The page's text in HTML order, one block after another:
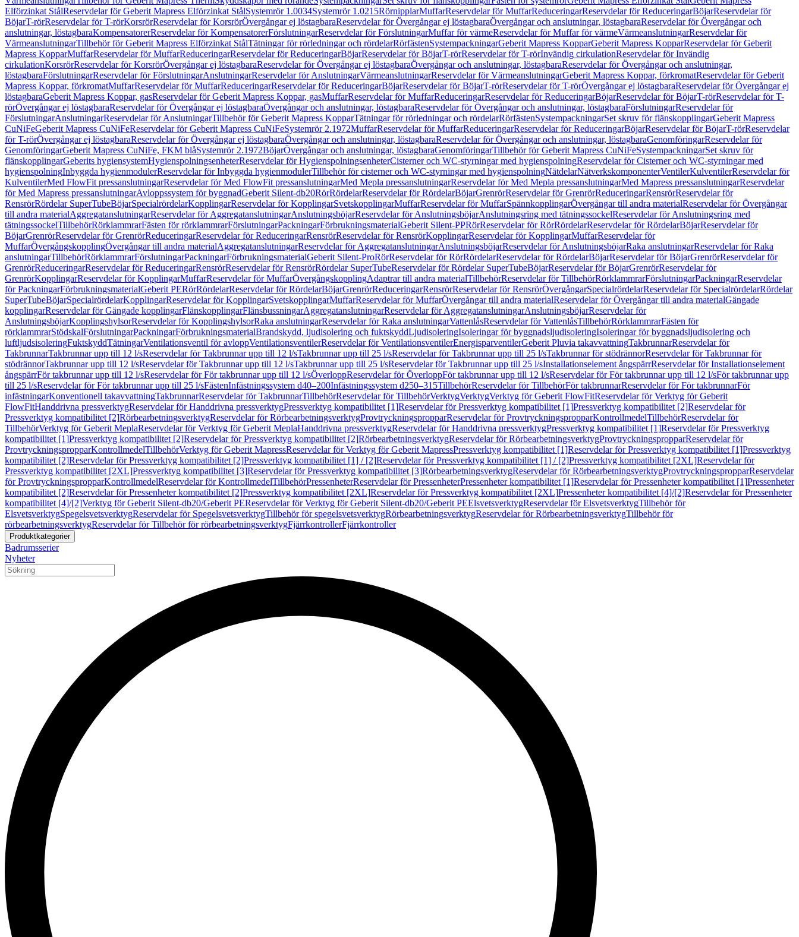
Elförzinkat StålReservdelar för Geberit Mapress Elförzinkat StålSystemrör 1.0034Systemrör 1.0215RörnipplarMuffarReservdelar för MuffarReduceringarReservdelar för ReduceringarBöjarReservdelar för
BöjarT-rörReservdelar för T-rörKorsrörReservdelar för KorsrörÖvergångar ej löstagbaraReservdelar för Övergångar ej löstagbaraÖvergångar och anslutningar, löstagbaraReservdelar för Övergångar och
anslutningar, löstagbaraKompensatorerReservdelar för KompensatorerFörslutningarReservdelar för FörslutningarMuffar för värmeReservdelar för Muffar för värmeVärmeanslutningarReservdelar för
VärmeanslutningarTillbehör för Geberit Mapress Elförzinkat StålTätningar för rörledningar och rördelarRörfästenSystempackningarGeberit Mapress KopparGeberit Mapress KopparReservdelar för Geberit
Mapress KopparMuffarReservdelar för MuffarReduceringarReservdelar för ReduceringarBöjarReservdelar för BöjarT-rörReservdelar för T-rörInvändig cirkulationReservdelar för Invändig
cirkulationKorsrörReservdelar för KorsrörÖvergångar ej löstagbaraReservdelar för Övergångar ej löstagbaraÖvergångar och anslutningar, löstagbaraReservdelar för Övergångar och anslutningar,
löstagbaraFörslutningarReservdelar för FörslutningarAnslutningarReservdelar för AnslutningarVärmeanslutningarReservdelar för VärmeanslutningarGeberit Mapress Koppar, förkromatReservdelar för Geberit
Mapress Koppar, förkromatMuffarReservdelar för MuffarReduceringarReservdelar för ReduceringarBöjarReservdelar för BöjarT-rörReservdelar för T-rörÖvergångar ej löstagbaraReservdelar för Övergångar ej
löstagbaraGeberit Mapress Koppar, gasReservdelar för Geberit Mapress Koppar, gasMuffarReservdelar för MuffarReduceringarReservdelar för ReduceringarBöjarReservdelar för BöjarT-rörReservdelar för T-
rörÖvergångar ej löstagbaraReservdelar för Övergångar ej löstagbaraÖvergångar och anslutningar, löstagbaraReservdelar för Övergångar och anslutningar, löstagbaraFörslutningarReservdelar för
FörslutningarAnslutningarReservdelar för AnslutningarTillbehör för Geberit Mapress KopparTätningar för rörledningar och rördelarRörfästenSystempackningarSet skruv för flänskopplingarGeberit Mapress
CuNiFeGeberit Mapress CuNiFeReservdelar för Geberit Mapress CuNiFeSystemrör 2.1972MuffarReservdelar för MuffarReduceringarReservdelar för ReduceringarBöjarReservdelar för BöjarT-rörReservdelar
för T-rörÖvergångar ej löstagbaraReservdelar för Övergångar ej löstagbaraÖvergångar och anslutningar, löstagbaraReservdelar för Övergångar och anslutningar, löstagbaraGenomföringarReservdelar för
GenomföringarGeberit Mapress CuNiFe, FKM blåSystemrör 2.1972BöjarÖvergångar och anslutningar, löstagbaraGenomföringarTillbehör för Geberit Mapress CuNiFeSystempackningarSet skruv för
flänskopplingarGeberits hygiensystemHygienspolningsenheterReservdelar för HygienspolningsenheterCisterner och WC-styrningar med hygienspolningReservdelar för Cisterner och WC-styrningar med
hygienspolningInbyggda hygienmodulerReservdelar för Inbyggda hygienmodulerTillbehör för cisterner och WC-styrningar med hygienspolningNätdelarNätverkskomponenterVentilerKulventilerReservdelar för
KulventilerMed FlowFit pressanslutningarReservdelar för Med FlowFit pressanslutningarMed Mepla pressanslutningarReservdelar för Med Mepla pressanslutningarMed Mapress pressanslutningarReservdelar
för Med Mapress pressanslutningarAvloppssystem för byggnadGeberit Silent-db20RörRördelarReservdelar för RördelarBöjarGrenrörReservdelar för GrenrörReduceringarRensrörReservdelar för
RensrörRördelar SuperTubeBöjarSpecialrördelarKopplingarReservdelar för KopplingarSvetskopplingarMuffarReservdelar för MuffarSpännkopplingarÖvergångar till andra materialReservdelar för Övergångar
till andra materialAggregatanslutningarReservdelar för AggregatanslutningarAnslutningsböjarReservdelar för AnslutningsböjarAnslutningsring med tätningssockelReservdelar för Anslutningsring med
tätningssockelTillbehörRörklammrarFästen för rörklammrarFörslutningarPackningarFörbrukningsmaterialGeberit Silent-PPRörReservdelar för RörRördelarReservdelar för RördelarBöjarReservdelar för
BöjarGrenrörReservdelar för GrenrörReduceringarReservdelar för ReduceringarRensrörReservdelar för RensrörKopplingarReservdelar för KopplingarMuffarReservdelar för
MuffarÖvergångskopplingÖvergångar till andra materialAggregatanslutningarReservdelar för AggregatanslutningarAnslutningsböjarReservdelar för AnslutningsböjarRaka anslutningarReservdelar för Raka
anslutningarTillbehörRörklammrarFörslutningarPackningarFörbrukningsmaterialGeberit Silent-ProRörReservdelar för RörRördelarReservdelar för RördelarBöjarReservdelar för BöjarGrenrörReservdelar för
GrenrörReduceringarReservdelar för ReduceringarRensrörReservdelar för RensrörRördelar SuperTubeReservdelar för Rördelar SuperTubeBöjarReservdelar för BöjarGrenrörReservdelar för
GrenrörKopplingarReservdelar för KopplingarMuffarReservdelar för MuffarÖvergångskopplingAdaptrar till andra materialTillbehörReservdelar för TillbehörRörklammrarFörslutningarPackningarReservdelar
för PackningarFörbrukningsmaterialGeberit PERörRördelarReservdelar för RördelarBöjarGrenrörReduceringarRensrörReservdelar för RensrörÖvergångarSpecialrördelarReservdelar för SpecialrördelarRördelar
SuperTubeBöjarSpecialrördelarKopplingarReservdelar för KopplingarSvetskopplingarMuffarReservdelar för MuffarÖvergångar till andra materialReservdelar för Övergångar till andra materialGängade
kopplingarReservdelar för Gängade kopplingarFlänskopplingarFlänsbussningarAggregatanslutningarReservdelar för AggregatanslutningarAnslutningsböjarReservdelar för
AnslutningsböjarKopplingshylsorReservdelar för KopplingshylsorRaka anslutningarReservdelar för Raka anslutningarVattenlåsReservdelar för VattenlåsTillbehörRörklammrarFästen för
rörklammrarStödskalFörslutningarPackningarFörbrukningsmaterialBrandskydd, ljudisolering och fuktskyddLjudisoleringIsoleringar för byggnadsljudisoleringIsoleringar för byggnadsljudisolering och
luftljudsisoleringFuktskyddTätningarVentilationsventil för avloppVentilationsventilerReservdelar för VentilationsventilerEnergisparventilerGeberit Pluvia takavvattningTakbrunnarReservdelar för
TakbrunnarTakbrunnar upp till 12 l/sReservdelar för Takbrunnar upp till 12 l/sTakbrunnar upp till 25 l/sReservdelar för Takbrunnar upp till 25 l/sTakbrunnar för stödrännorReservdelar för Takbrunnar för
stödrännorTakbrunnar upp till 12 l/sReservdelar för Takbrunnar upp till 12 l/sTakbrunnar upp till 25 l/sReservdelar för Takbrunnar upp till 25 l/sInstallationselement ångspärrReservdelar för Installationselement
ångspärrFör takbrunnar upp till 12 l/sReservdelar för För takbrunnar upp till 12 l/sÖverloppReservdelar för ÖverloppFör takbrunnar upp till 12 l/sReservdelar för För takbrunnar upp till 12 l/sFör takbrunnar upp
till 25 l/sReservdelar för För takbrunnar upp till 25 l/sFästenInfästningssystem d40–200Infästningssystem d250–315TillbehörReservdelar för TillbehörFör takbrunnarReservdelar för För takbrunnarFör
infästningarKonventionell takavvattningTakbrunnarReservdelar för TakbrunnarTillbehörReservdelar för TillbehörVerktygVerktygVerktyg för Geberit FlowFitReservdelar för Verktyg för Geberit
FlowFitHanddrivna pressverktygReservdelar för Handdrivna pressverktygPressverktyg kompatibilitet [1]Reservdelar för Pressverktyg kompatibilitet [1]Pressverktyg kompatibilitet [2]Reservdelar för
Pressverktyg kompatibilitet [2]RörbearbetningsverktygReservdelar för RörbearbetningsverktygProvtryckningspropparReservdelar för ProvtryckningspropparKontrollmedelTillbehörReservdelar för
TillbehörVerktyg för Geberit MeplaReservdelar för Verktyg för Geberit MeplaHanddrivna pressverktygReservdelar för Handdrivna pressverktygPressverktyg kompatibilitet [1]Reservdelar för Pressverktyg
kompatibilitet [1]Pressverktyg kompatibilitet [2]Reservdelar för Pressverktyg kompatibilitet [2]RörbearbetningsverktygReservdelar för RörbearbetningsverktygProvtryckningspropparReservdelar för
ProvtryckningspropparKontrollmedelTillbehörVerktyg för Geberit MapressReservdelar för Verktyg för Geberit MapressPressverktyg kompatibilitet [1]Reservdelar för Pressverktyg kompatibilitet [1]Pressverktyg
kompatibilitet [2]Reservdelar för Pressverktyg kompatibilitet [2]Pressverktyg kompatibilitet [1] / [2]Reservdelar för Pressverktyg kompatibilitet [1] / [2]Pressverktyg kompatibilitet [2XL]Reservdelar för
Pressverktyg kompatibilitet [2XL]Pressverktyg kompatibilitet [3]Reservdelar för Pressverktyg kompatibilitet [3]RörbearbetningsverktygReservdelar för RörbearbetningsverktygProvtryckningspropparReservdelar
för ProvtryckningspropparKontrollmedelReservdelar för KontrollmedelTillbehörPressenheterReservdelar för PressenheterPressenheter kompatibilitet [1]Reservdelar för Pressenheter kompatibilitet [1]Pressenheter
kompatibilitet [2]Reservdelar för Pressenheter kompatibilitet [2]Pressverktyg kompatibilitet [2XL]Reservdelar för Pressverktyg kompatibilitet [2XL]Pressenheter kompatibilitet [4]/[2]Reservdelar för Pressenheter
kompatibilitet [4]/[2]Verktyg för Geberit Silent-db20/Geberit PEReservdelar för Verktyg för Geberit Silent-db20/Geberit PEElsvetsverktygReservdelar för ElsvetsverktygTillbehör för
ElsvetsverktygSpegelsvetsverktygReservdelar för SpegelsvetsverktygTillbehör för spegelsvetsverktygRörbearbetningsverktygReservdelar för RörbearbetningsverktygTillbehör för
rörbearbetningsverktygReservdelar för Tillbehör för rörbearbetningsverktygFjärrkontrollerFjärrkontroller
Produktkategorier
Badrumsserier
Nyheter